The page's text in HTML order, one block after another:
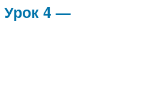
Урок 4 —